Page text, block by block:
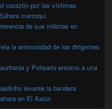
corazón por las víctimas
marroquí
de sus milicias en
la animosidad de los dirigentes
y Polisario entorno a una
levante la bandera
en El Aaiún